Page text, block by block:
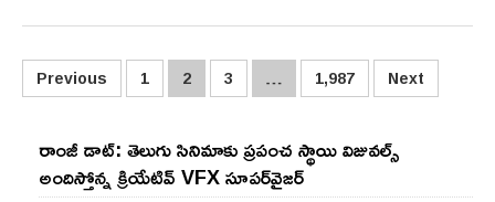
Posts
Previous 1 2 3 … 1,987 Next
రాంజీ డాట్: తెలుగు సినిమాకు ప్రపంచ స్థాయి విజువల్స్
అందిస్తోన్న క్రియేటివ్ VFX సూపర్‌వైజర్